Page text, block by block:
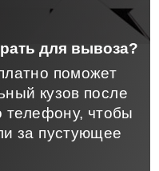
для вывоза?
поможет
кузов после
телефону, чтобы
за пустующее